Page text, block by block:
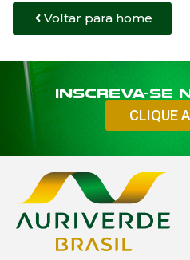
Voltar para home
Inscreva-se
CLIQUE